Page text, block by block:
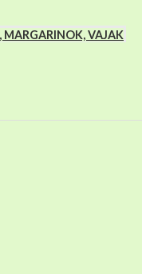
MARGARINOK, VAJAK